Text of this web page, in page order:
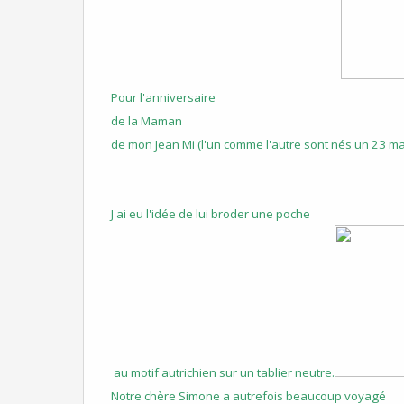
Pour l'anniversaire
de la Maman
de mon Jean Mi (l'un comme l'autre sont nés un 23
J'ai eu l'idée de lui broderune poche
au motif autrichien sur un tablier neutre.
Notre chère Simone a autrefois beaucoup voyagé